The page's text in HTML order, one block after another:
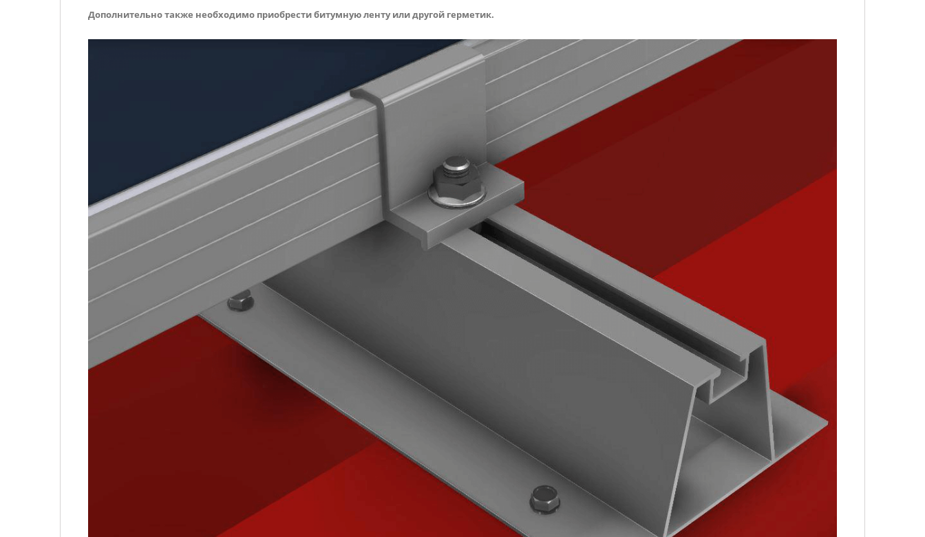
Дополнительно также необходимо приобрести битумную ленту или другой герметик.